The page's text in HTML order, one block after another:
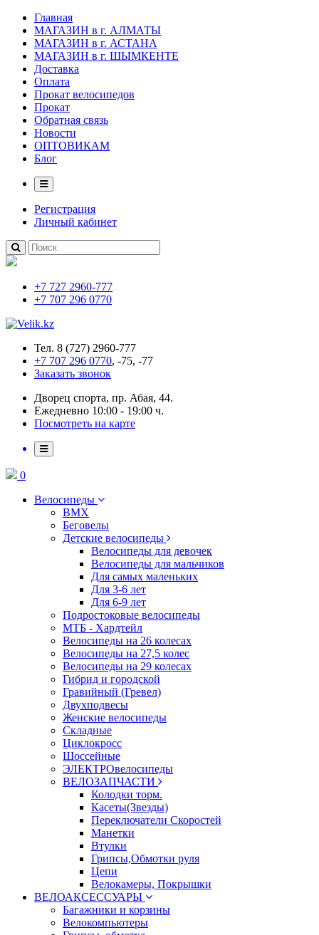
Главная
МАГАЗИН в г. АЛМАТЫ
МАГАЗИН в г. АСТАНА
МАГАЗИН в г. ШЫМКЕНТЕ
Доставка
Оплата
Прокат велосипедов
Прокат
Обратная связь
Новости
ОПТОВИКАМ
Блог
Регистрация
Личный кабинет
+7 727 2960-777
+7 707 296 0770
Тел. 8 (727) 2960-777
+7 707 296 0770, -75, -77
Заказать звонок
Дворец спорта, пр. Абая, 44.
Ежедневно 10:00 - 19:00 ч.
Посмотреть на карте
0
Велосипеды
BMX
Беговелы
Детские велосипеды
Велосипеды для девочек
Велосипеды для мальчиков
Для самых маленьких
Для 3-6 лет
Для 6-9 лет
Подростоковые велосипеды
МТБ - Хардтейл
Велосипеды на 26 колесах
Велосипеды на 27,5 колес
Велосипеды на 29 колесах
Гибрид и городской
Гравийный (Гревел)
Двухподвесы
Женские велосипеды
Складные
Циклокросс
Шоссейные
ЭЛЕКТРОвелосипеды
ВЕЛОЗАПЧАСТИ
Колодки торм.
Касеты(Звезды)
Переключатели Скоростей
Манетки
Втулки
Грипсы,Обмотки руля
Цепи
Велокамеры, Покрышки
ВЕЛОАКСЕССУАРЫ
Багажники и корзины
Велокомпьютеры